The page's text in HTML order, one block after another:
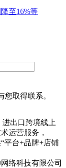
至16%等
取得联系。
进出口跨境线上
运营服务，
平台+品牌+店铺
络科技有限公司